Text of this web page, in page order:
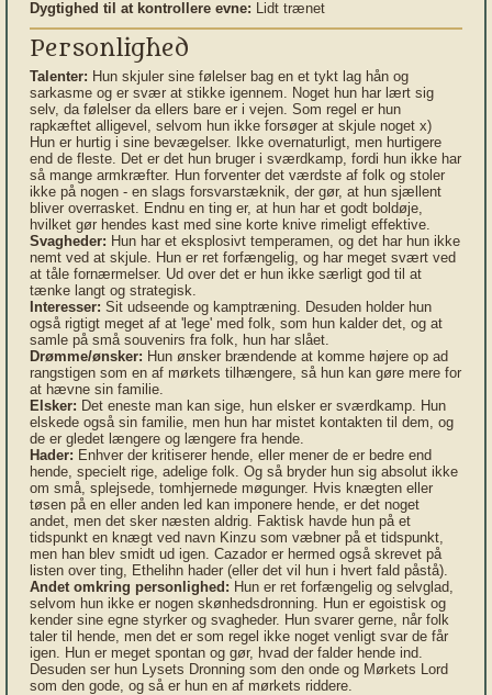
Dygtighed til at kontrollere evne: Lidt trænet
Personlighed
Talenter: Hun skjuler sine følelser bag en et tykt lag hån og
sarkasme og er svær at stikke igennem. Noget hun har lært sig
selv, da følelser da ellers bare er i vejen. Som regel er hun
rapkæftet alligevel, selvom hun ikke forsøger at skjule noget x)
Hun er hurtig i sine bevægelser. Ikke overnaturligt, men hurtigere
end de fleste. Det er det hun bruger i sværdkamp, fordi hun ikke har
så mange armkræfter. Hun forventer det værdste af folk og stoler
ikke på nogen - en slags forsvarstæknik, der gør, at hun sjællent
bliver overrasket. Endnu en ting er, at hun har et godt boldøje,
hvilket gør hendes kast med sine korte knive rimeligt effektive.
Svagheder: Hun har et eksplosivt temperamen, og det har hun ikke
nemt ved at skjule. Hun er ret forfængelig, og har meget svært ved
at tåle fornærmelser. Ud over det er hun ikke særligt god til at
tænke langt og strategisk.
Interesser: Sit udseende og kamptræning. Desuden holder hun
også rigtigt meget af at 'lege' med folk, som hun kalder det, og at
samle på små souvenirs fra folk, hun har slået.
Drømme/ønsker: Hun ønsker brændende at komme højere op ad
rangstigen som en af mørkets tilhængere, så hun kan gøre mere for
at hævne sin familie.
Elsker: Det eneste man kan sige, hun elsker er sværdkamp. Hun
elskede også sin familie, men hun har mistet kontakten til dem, og
de er gledet længere og længere fra hende.
Hader: Enhver der kritiserer hende, eller mener de er bedre end
hende, specielt rige, adelige folk. Og så bryder hun sig absolut ikke
om små, splejsede, tomhjernede møgunger. Hvis knægten eller
tøsen på en eller anden led kan imponere hende, er det noget
andet, men det sker næsten aldrig. Faktisk havde hun på et
tidspunkt en knægt ved navn Kinzu som væbner på et tidspunkt,
men han blev smidt ud igen. Cazador er hermed også skrevet på
listen over ting, Ethelihn hader (eller det vil hun i hvert fald påstå).
Andet omkring personlighed: Hun er ret forfængelig og selvglad,
selvom hun ikke er nogen skønhedsdronning. Hun er egoistisk og
kender sine egne styrker og svagheder. Hun svarer gerne, når folk
taler til hende, men det er som regel ikke noget venligt svar de får
igen. Hun er meget spontan og gør, hvad der falder hende ind.
Desuden ser hun Lysets Dronning som den onde og Mørkets Lord
som den gode, og så er hun en af mørkets riddere.